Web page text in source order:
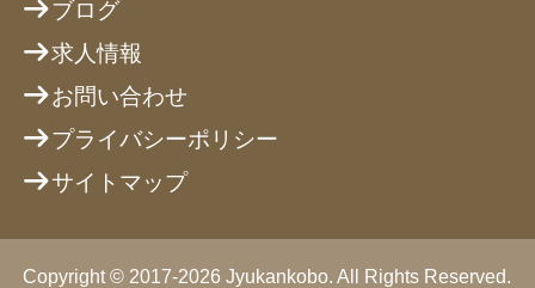
ブログ
求人情報
お問い合わせ
プライバシーポリシー
サイトマップ
Copyright © 2017-2026 Jyukankobo. All Rights Reserved.